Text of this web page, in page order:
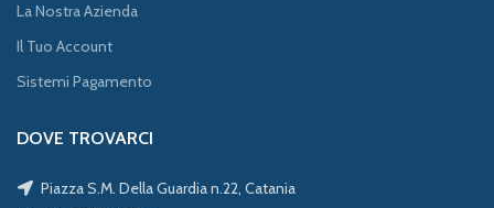
La Nostra Azienda
Il Tuo Account
Sistemi Pagamento
DOVE TROVARCI
Piazza S.M. Della Guardia n.22, Catania